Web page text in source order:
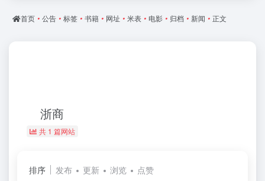
首页 • 公告 • 标签 • 书籍 • 网址 • 米表 • 电影 • 归档 • 新闻 • 正文
浙商
共 1 篇网站
排序 发布 更新 浏览 点赞